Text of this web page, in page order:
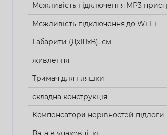
Можливість підключення MP3
Можливість підключення до Wi-Fi
Габарити (ДхШхВ), см
живлення
Тримач для пляшки
складна конструкція
Компенсатори нерівностей підлоги
Вага в упаковці, кг